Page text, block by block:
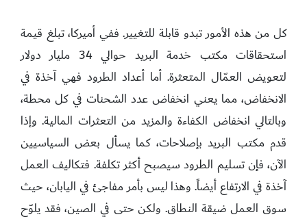
كل من هذه الأمور تبدو قابلة للتغيير. ففي أميركا، تبلغ قيمة
استحقاقات مكتب خدمة البريد حوالي 34 مليار دولار
لتعويض العمّال المتعثرة. أما أعداد الطرود فهي آخذة في
الانخفاض، مما يعني انخفاض عدد الشحنات في كل محطة،
وبالتالي انخفاض الكفاءة والمزيد من التعثرات المالية. وإذا
قدم مكتب البريد بإصلاحات، كما يسأل بعض السياسيين
الآن، فإن تسليم الطرود سيصبح أكثر تكلفة. فتكاليف العمل
آخذة في الارتفاع أيضاً. وهذا ليس بأمر مفاجئ في اليابان، حيث
سوق العمل ضيقة النطاق. ولكن حتى في الصين، فقد يلوّح